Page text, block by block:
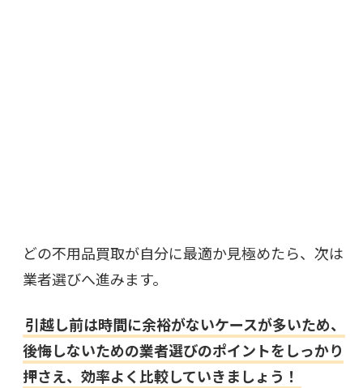
どの不用品買取が自分に最適か見極めたら、次は
業者選びへ進みます。
引越し前は時間に余裕がないケースが多いため、
後悔しないための業者選びのポイントをしっかり
押さえ、効率よく比較していきましょう！